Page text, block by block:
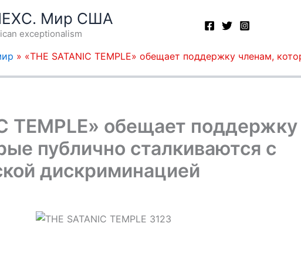
Мир США
exceptionalism
» «THE SATANIC TEMPLE» обещает поддержку членам,
TEMPLE» обещает поддержку
публично сталкиваются с
дискриминацией